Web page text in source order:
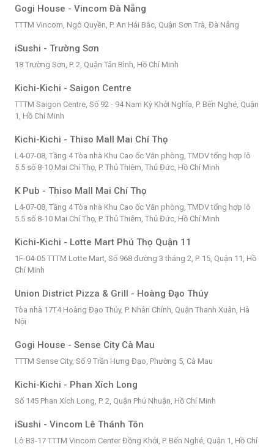
Gogi House - Vincom Đà Nẵng
TTTM Vincom, Ngô Quyền, P. An Hải Bắc, Quận Sơn Trà, Đà Nẵng
iSushi - Trường Sơn
18 Trường Sơn, P. 2, Quận Tân Bình, Hồ Chí Minh
Kichi-Kichi - Saigon Centre
TTTM Saigon Centre, Số 92 - 94 Nam Kỳ Khởi Nghĩa, P. Bến Nghé, Quận
1, Hồ Chí Minh
Kichi-Kichi - Thiso Mall Mai Chí Thọ
L4-07-08, Tầng 4 Tòa nhà Khu Cao ốc Văn phòng, TMDV tổng hợp lô
5.5 số 8-10 Mai Chí Thọ, P. Thủ Thiêm, Thủ Đức, Hồ Chí Minh
K Pub - Thiso Mall Mai Chí Thọ
L4-07-08, Tầng 4 Tòa nhà Khu Cao ốc Văn phòng, TMDV tổng hợp lô
5.5 số 8-10 Mai Chí Thọ, P. Thủ Thiêm, Thủ Đức, Hồ Chí Minh
Kichi-Kichi - Lotte Mart Phú Thọ Quận 11
1F-04-05 TTTM Lotte Mart, Số 968 đường 3 tháng 2, P. 15, Quận 11, Hồ
Chí Minh
Union District Pizza & Grill - Hoàng Đạo Thúy
Tòa nhà 17T4 Hoàng Đạo Thúy, P. Nhân Chính, Quận Thanh Xuân, Hà
Nội
Gogi House - Sense City Cà Mau
TTTM Sense City, Số 9 Trần Hưng Đạo, Phường 5, Cà Mau
Kichi-Kichi - Phan Xích Long
Số 145 Phan Xích Long, P. 2, Quận Phú Nhuận, Hồ Chí Minh
iSushi - Vincom Lê Thánh Tôn
Lô B3-17 TTTM Vincom Center Đồng Khởi, P. Bến Nghé, Quận 1, Hồ Chí